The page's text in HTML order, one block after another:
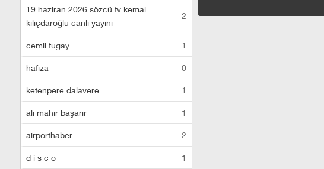
19 haziran 2026 sözcü tv kemal
kılıçdaroğlu canlı yayını
2
cemil tugay 1
hafiza 0
ketenpere dalavere 1
ali mahir başarır 1
airporthaber 2
d i s c o 1